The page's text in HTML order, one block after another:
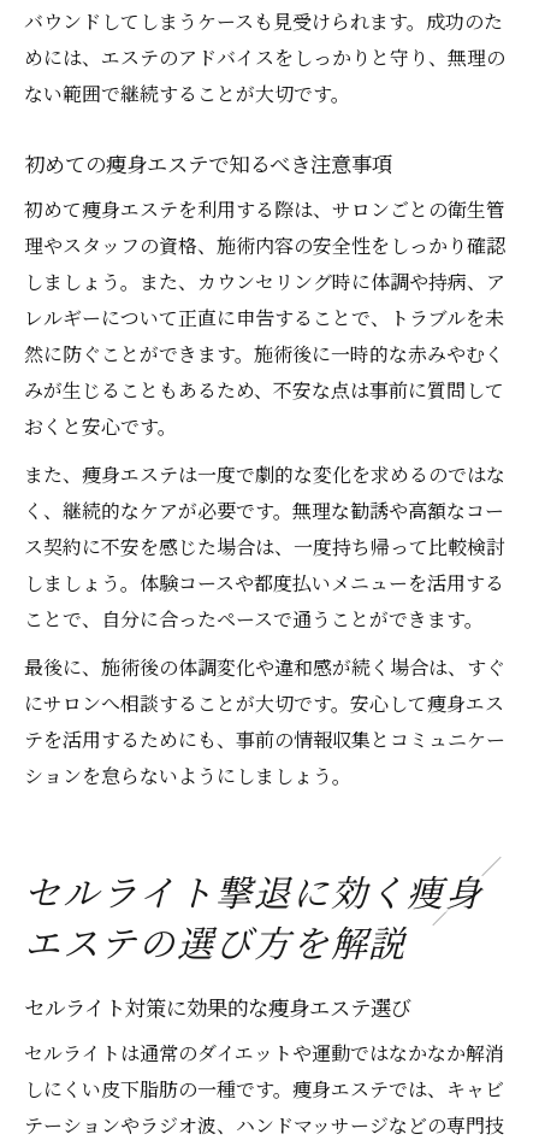
バウンドしてしまうケースも見受けられます。成功のた
めには、エステのアドバイスをしっかりと守り、無理の
ない範囲で継続することが大切です。
初めての痩身エステで知るべき注意事項
初めて痩身エステを利用する際は、サロンごとの衛生管
理やスタッフの資格、施術内容の安全性をしっかり確認
しましょう。また、カウンセリング時に体調や持病、ア
レルギーについて正直に申告することで、トラブルを未
然に防ぐことができます。施術後に一時的な赤みやむく
みが生じることもあるため、不安な点は事前に質問して
おくと安心です。
また、痩身エステは一度で劇的な変化を求めるのではな
く、継続的なケアが必要です。無理な勧誘や高額なコー
ス契約に不安を感じた場合は、一度持ち帰って比較検討
しましょう。体験コースや都度払いメニューを活用する
ことで、自分に合ったペースで通うことができます。
最後に、施術後の体調変化や違和感が続く場合は、すぐ
にサロンへ相談することが大切です。安心して痩身エス
テを活用するためにも、事前の情報収集とコミュニケー
ションを怠らないようにしましょう。
セルライト撃退に効く痩身
エステの選び方を解説
セルライト対策に効果的な痩身エステ選び
セルライトは通常のダイエットや運動ではなかなか解消
しにくい皮下脂肪の一種です。痩身エステでは、キャビ
テーションやラジオ波、ハンドマッサージなどの専門技